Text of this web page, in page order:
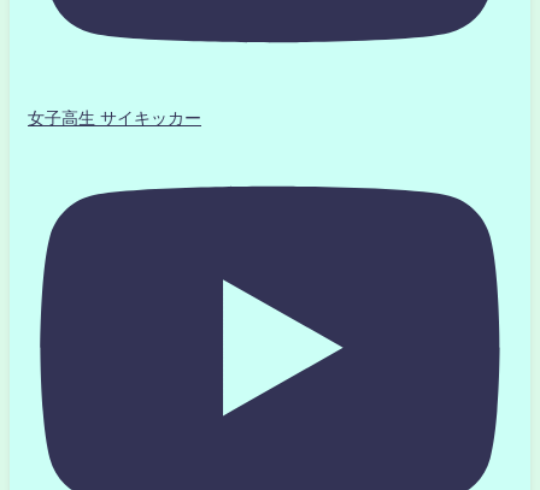
女子高生 サイキッカー